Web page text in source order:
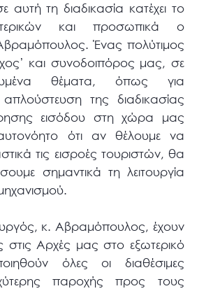
αυτή τη διαδικασία κατέχει το
και προσωπικά ο
Ένας πολύτιμος
και συνοδοιπόρος μας, σε
θέματα, όπως για
της διαδικασίας
εισόδου στη χώρα μας
ότι αν θέλουμε να
τις εισροές τουριστών, θα
σημαντικά τη λειτουργία
κ. Αβραμόπουλος, έχουν
στις Αρχές μας στο εξωτερικό
όλες οι διαθέσιμες
παροχής προς τους